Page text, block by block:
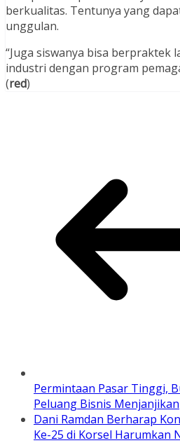
berkualitas. Tentunya yang
unggulan.
“Juga siswanya bisa berpraktek
industri dengan program
(red)
Permintaan Pasar Tinggi,
Peluang Bisnis Menjanjikan
Dani Ramdan Berharap
Ke-25 di Korsel Harumkan